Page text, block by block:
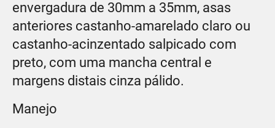
envergadura de 30mm a 35mm, asas
anteriores castanho-amarelado claro ou
castanho-acinzentado salpicado com
preto, com uma mancha central e
margens distais cinza pálido.
Manejo